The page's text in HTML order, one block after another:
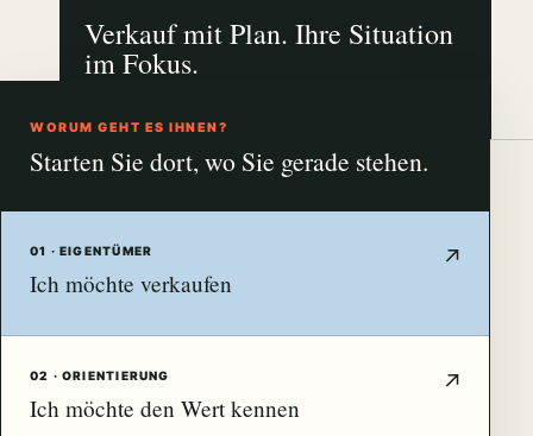
Verkauf mit Plan. Ihre Situation
im Fokus.
WORUM GEHT ES IHNEN?
Starten Sie dort, wo Sie gerade stehen.
01 · EIGENTÜMER
Ich möchte verkaufen
02 · ORIENTIERUNG
Ich möchte den Wert kennen